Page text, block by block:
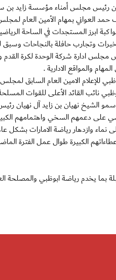
آل نهيان رئيس مجلس أمناء مؤسسة
حمد العواني بمهام الأمين العام
ابرز المستجدات في الساحة
وخبرات وتجارب حافلة بالنجاحات
مجلس ادارة شركة الوحدة لكرة
والمواقع الادارية .
للإعلام الامين العام السابق
نائب القائد الأعلى للقوات
الشيخ نهيان بن زايد آل نهيان
على دعمهم السخي واهتمامهم
نماء وازدهار رياضة الامارات بشكل
الكبيرة طوال عمل الفترة
بما يخدم رياضة ابوظبي والمصلحة